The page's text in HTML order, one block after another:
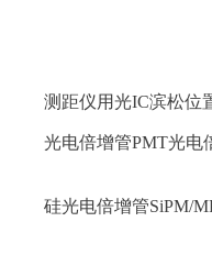
测距仪用光IC滨松位
光电倍增管PMT光电
硅光电倍增管SiPM/